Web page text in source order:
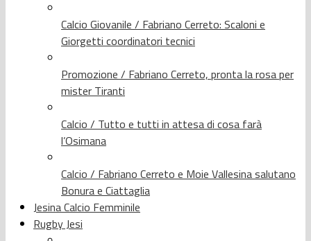
Calcio Giovanile / Fabriano Cerreto: Scaloni e
Giorgetti coordinatori tecnici
Promozione / Fabriano Cerreto, pronta la rosa per
mister Tiranti
Calcio / Tutto e tutti in attesa di cosa farà
l’Osimana
Calcio / Fabriano Cerreto e Moie Vallesina salutano
Bonura e Ciattaglia
Jesina Calcio Femminile
Rugby Jesi